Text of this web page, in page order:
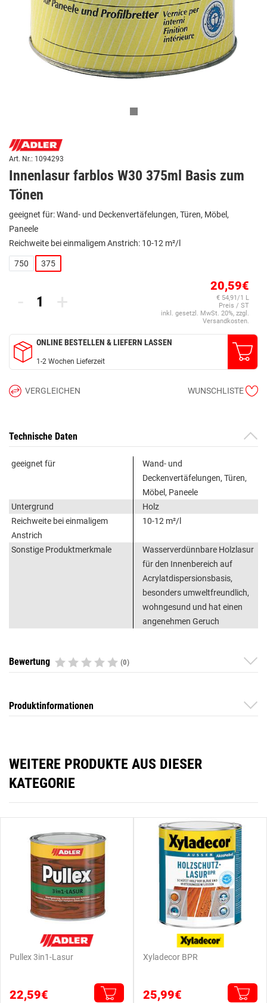
Art. Nr.: 1094293
Innenlasur farblos W30 375ml Basis zum
Tönen
geeignet für: Wand- und Deckenvertäfelungen, Türen, Möbel,
Paneele
Reichweite bei einmaligem Anstrich: 10-12 m²/l
750 375
- +
20,59€
€ 54,91/1 L
Preis / ST
inkl. gesetzl. MwSt. 20%, zzgl.
Versandkosten.
ONLINE BESTELLEN & LIEFERN LASSEN
1-2 Wochen Lieferzeit
VERGLEICHEN WUNSCHLISTE
Technische Daten
geeignet für
Wand- und
Deckenvertäfelungen, Türen,
Möbel, Paneele
Untergrund
Holz
Reichweite bei einmaligem
Anstrich
10-12 m²/l
Sonstige Produktmerkmale
Wasserverdünnbare Holzlasur
für den Innenbereich auf
Acrylatdispersionsbasis,
besonders umweltfreundlich,
wohngesund und hat einen
angenehmen Geruch
Bewertung (0)
Produktinformationen
WEITERE PRODUKTE AUS DIESER
KATEGORIE
Pullex 3in1-Lasur
22,59€
Xyladecor BPR
25,99€